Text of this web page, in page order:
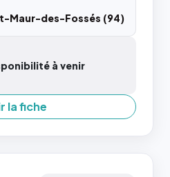
Maur-des-Fossés (94)
à venir
la fiche